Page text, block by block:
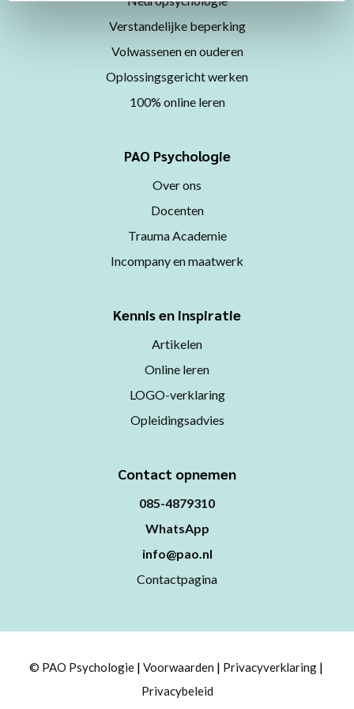
Verstandelijke beperking
Volwassenen en ouderen
Oplossingsgericht werken
100% online leren
PAO Psychologie
Over ons
Docenten
Trauma Academie
Incompany en maatwerk
Kennis en inspiratie
Artikelen
Online leren
LOGO-verklaring
Opleidingsadvies
Contact opnemen
085-4879310
WhatsApp
info@pao.nl
Contactpagina
© PAO Psychologie Voorwaarden
Privacyverklaring
Privacybeleid